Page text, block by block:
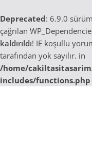
Deprecated: 6.9.0
çağrılan
kaldırıldı! IE koşullu
tarafından yok sayılır. in
/home/
includes/functions.php